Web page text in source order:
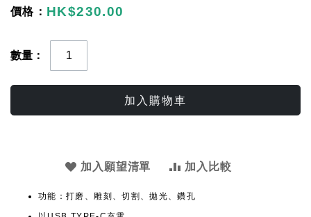
HK$230.00
數量
加入購物車
加入願望清單 加入比較
功能：打磨、雕刻、切割、拋光、鑽孔
of
images